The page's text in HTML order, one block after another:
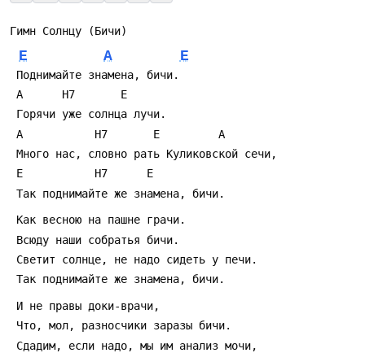
Гимн Солнцу (Бичи)
E A E
Поднимайте знамена, бичи.
A      H7       E
Горячи уже солнца лучи.
A           H7       E         A
Много нас, словно рать Куликовской сечи,
E           H7      E
Так поднимайте же знамена, бичи.
Как весною на пашне грачи.
Всюду наши собратья бичи.
Светит солнце, не надо сидеть у печи.
Так поднимайте же знамена, бичи.
И не правы доки-врачи,
Что, мол, разносчики заразы бичи.
Сдадим, если надо, мы им анализ мочи,